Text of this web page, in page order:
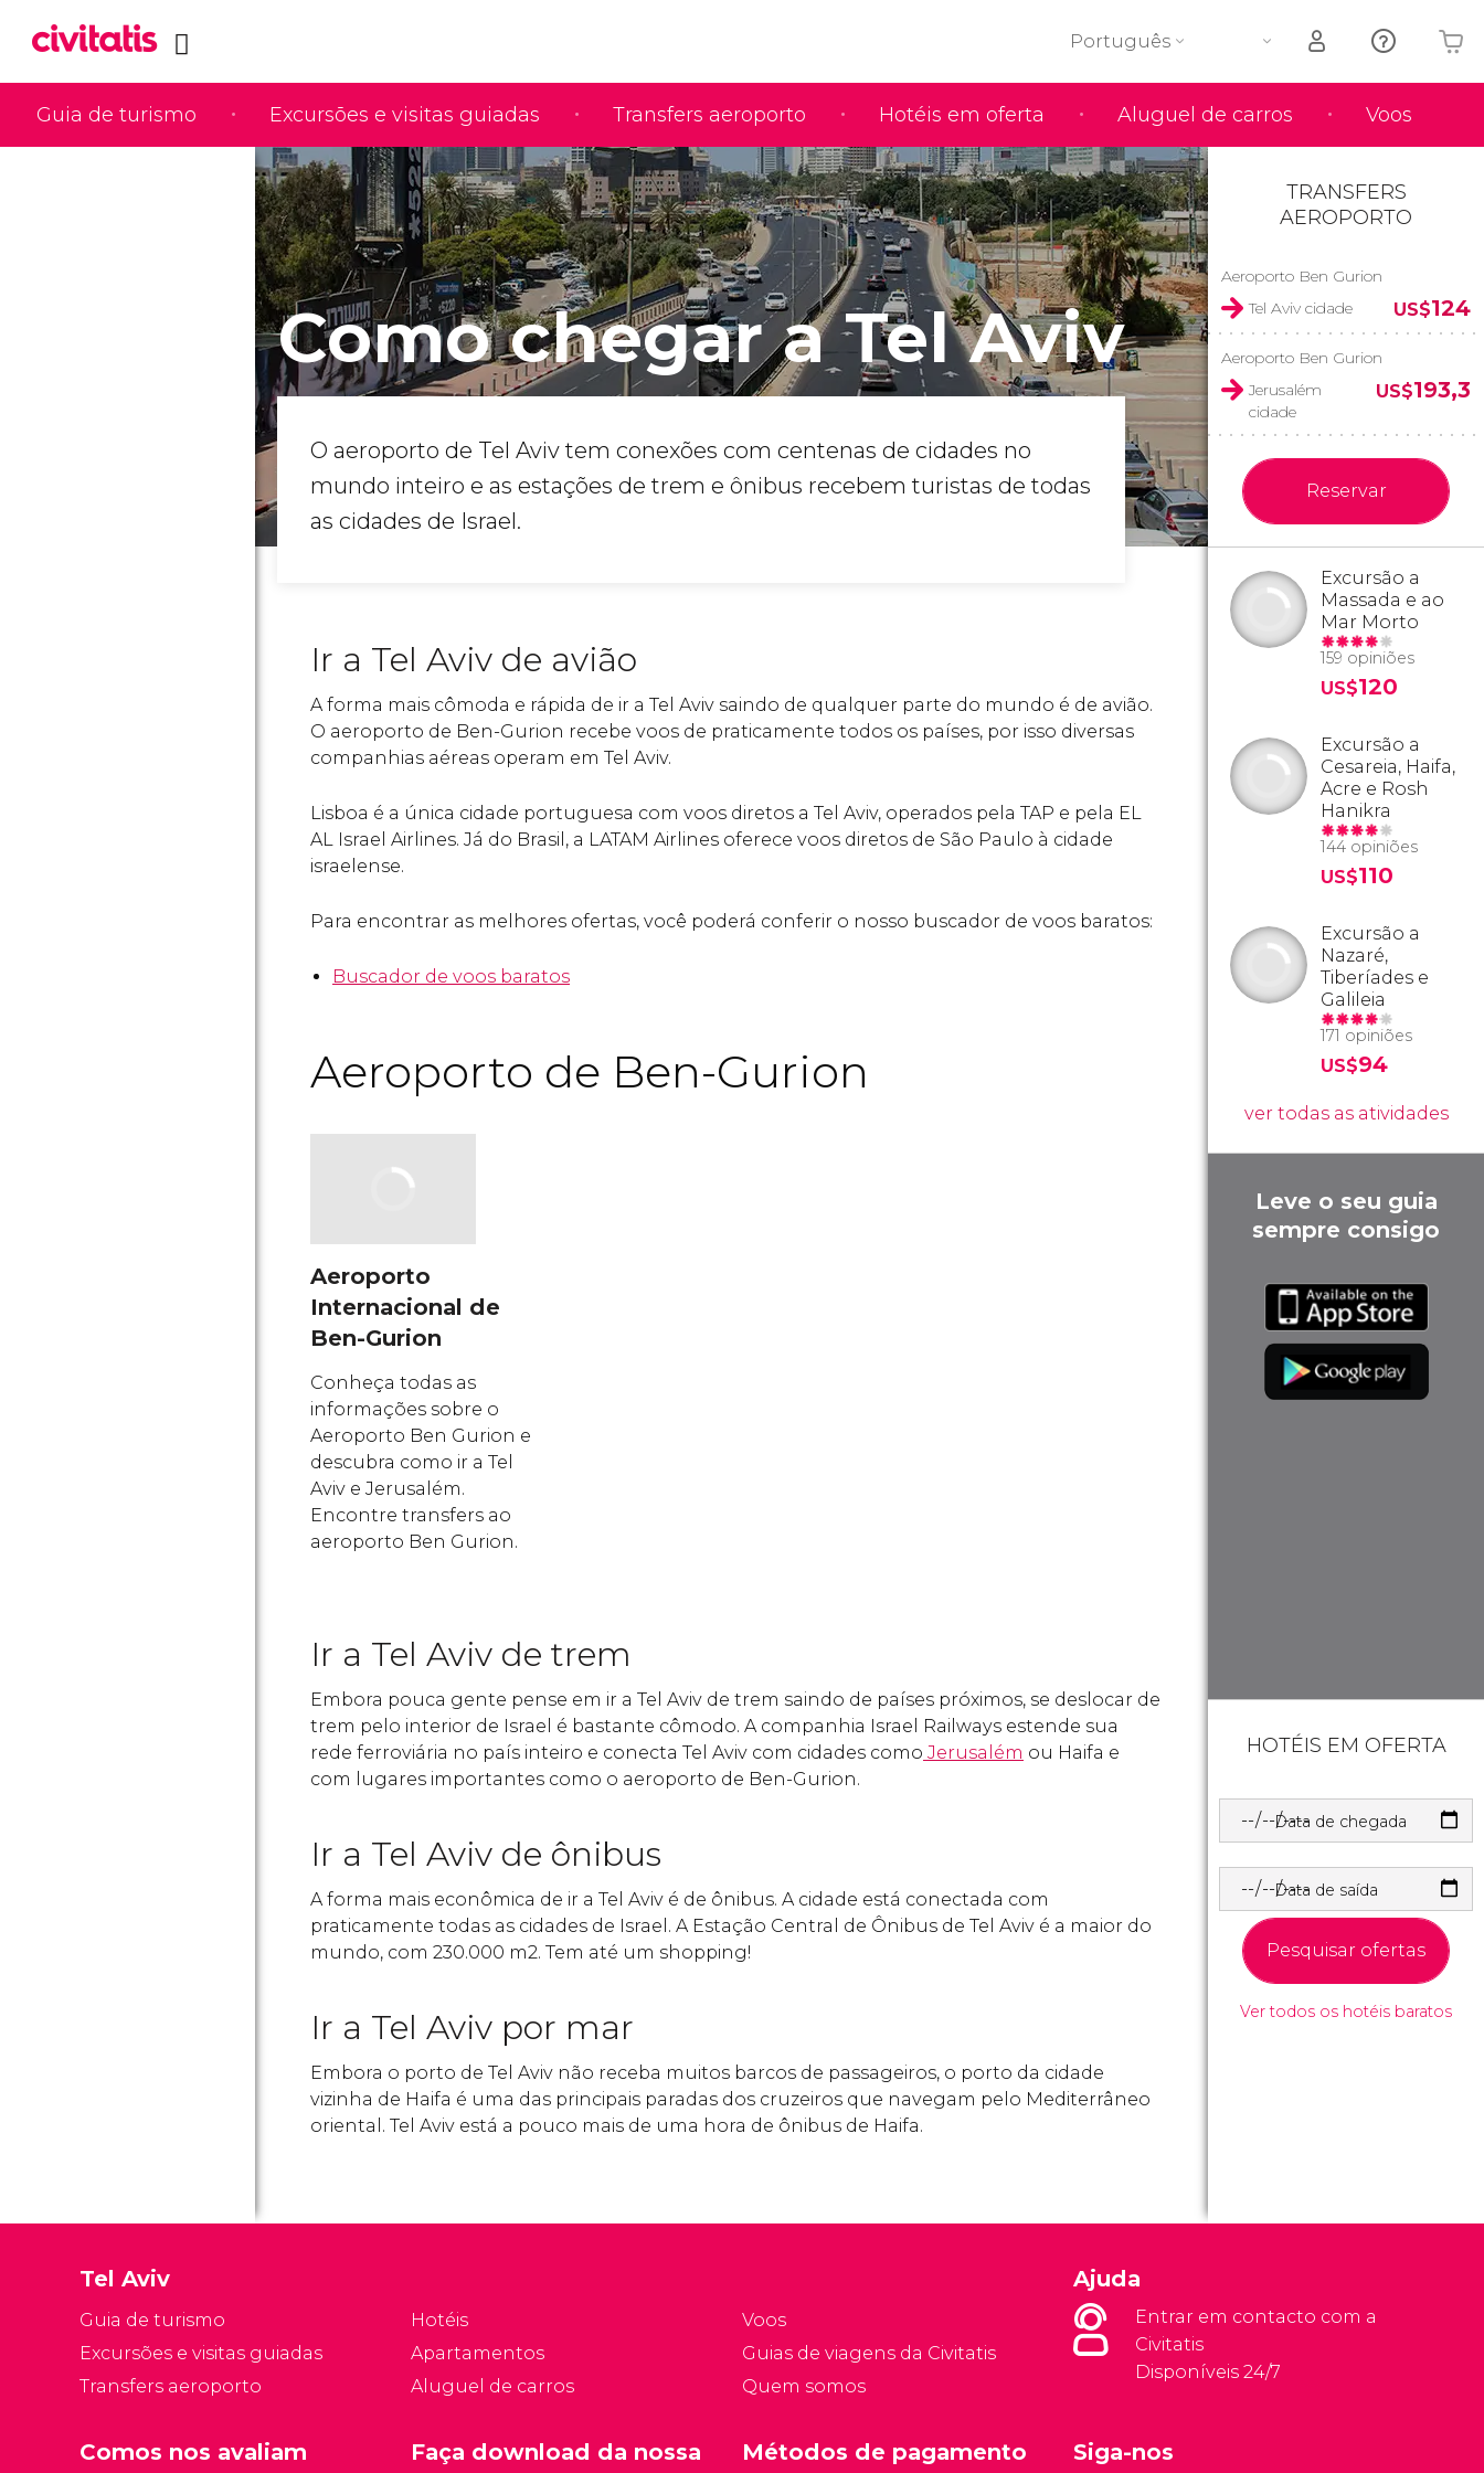
Guia de turismo Excursões e visitas guiadas Transfers aeroporto Hotéis em oferta Aluguel de carros Voos
Português
O seu carrinho está vazio
Como chegar a Tel Aviv
O aeroporto de Tel Aviv tem conexões com centenas de cidades no
mundo inteiro e as estações de trem e ônibus recebem turistas de todas
as cidades de Israel.
Ir a Tel Aviv de avião
A forma mais cômoda e rápida de ir a Tel Aviv saindo de qualquer parte do mundo é de avião.
O aeroporto de Ben-Gurion recebe voos de praticamente todos os países, por isso diversas
companhias aéreas operam em Tel Aviv.
Lisboa é a única cidade portuguesa com voos diretos a Tel Aviv, operados pela TAP e pela EL
AL Israel Airlines. Já do Brasil, a LATAM Airlines oferece voos diretos de São Paulo à cidade
israelense.
Para encontrar as melhores ofertas, você poderá conferir o nosso buscador de voos baratos:
Buscador de voos baratos
Aeroporto de Ben-Gurion
Aeroporto
Internacional de
Ben-Gurion
Conheça todas as
informações sobre o
Aeroporto Ben Gurion e
descubra como ir a Tel
Aviv e Jerusalém.
Encontre transfers ao
aeroporto Ben Gurion.
Ir a Tel Aviv de trem
Embora pouca gente pense em ir a Tel Aviv de trem saindo de países próximos, se deslocar de
trem pelo interior de Israel é bastante cômodo. A companhia Israel Railways estende sua
rede ferroviária no país inteiro e conecta Tel Aviv com cidades como Jerusalém ou Haifa e
com lugares importantes como o aeroporto de Ben-Gurion.
Ir a Tel Aviv de ônibus
A forma mais econômica de ir a Tel Aviv é de ônibus. A cidade está conectada com
praticamente todas as cidades de Israel. A Estação Central de Ônibus de Tel Aviv é a maior do
mundo, com 230.000 m2. Tem até um shopping!
Ir a Tel Aviv por mar
Embora o porto de Tel Aviv não receba muitos barcos de passageiros, o porto da cidade
vizinha de Haifa é uma das principais paradas dos cruzeiros que navegam pelo Mediterrâneo
oriental. Tel Aviv está a pouco mais de uma hora de ônibus de Haifa.
TRANSFERS
AEROPORTO
Aeroporto Ben Gurion
Tel Aviv cidade
US$124
Aeroporto Ben Gurion
Jerusalém
cidade
US$193,3
Reservar
Excursão a
Massada e ao
Mar Morto
159 opiniões
US$120
Excursão a
Cesareia, Haifa,
Acre e Rosh
Hanikra
144 opiniões
US$110
Excursão a
Nazaré,
Tiberíades e
Galileia
171 opiniões
US$94
ver todas as atividades
Leve o seu guia
sempre consigo
HOTÉIS EM OFERTA
Data de chegada
Data de saída
Pesquisar ofertas
Ver todos os hotéis baratos
Tel Aviv
Guia de turismo
Excursões e visitas guiadas
Transfers aeroporto
Hotéis
Apartamentos
Aluguel de carros
Voos
Guias de viagens da Civitatis
Quem somos
Ajuda
Entrar em contacto com a
Civitatis
Disponíveis 24/7
Comos nos avaliam Siga-nos
Faça download da nossa
Métodos de pagamento